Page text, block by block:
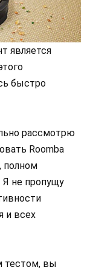
является
быстро
рассмотрю
Roomba
полном
Я не пропущу
и всех
тестом, вы